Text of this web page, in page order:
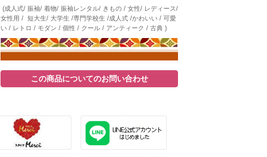
(成人式/ 振袖/ 着物/ 振袖レンタル/ きもの / 女性/ レディース/
女性用 / 短大生/ 大学生 /専門学校生 /成人式 /かわいい / 可愛
い / レトロ / モダン / 個性 / クール / アンティーク / 古典 )
この商品についてのお問い合わせ